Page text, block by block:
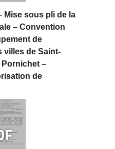
Mise sous pli de la
– Convention
de
villes de Saint-
Pornichet –
de